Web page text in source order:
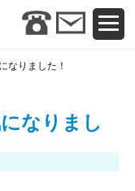
なりました！
なりまし